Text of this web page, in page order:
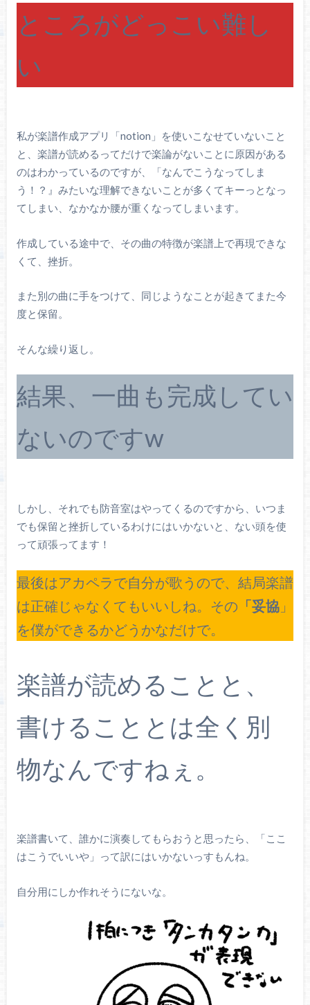
ところがどっこい難し
い
私が楽譜作成アプリ「notion」を使いこなせていないこと
と、楽譜が読めるってだけで楽論がないことに原因がある
のはわかっているのですが、「なんでこうなってしま
う！？』みたいな理解できないことが多くてキーっとなっ
てしまい、なかなか腰が重くなってしまいます。
作成している途中で、その曲の特徴が楽譜上で再現できな
くて、挫折。
また別の曲に手をつけて、同じようなことが起きてまた今
度と保留。
そんな繰り返し。
結果、一曲も完成してい
ないのですw
しかし、それでも防音室はやってくるのですから、いつま
でも保留と挫折しているわけにはいかないと、ない頭を使
って頑張ってます！
最後はアカペラで自分が歌うので、結局楽譜
は正確じゃなくてもいいしね。その 「妥協」
を僕ができるかどうかなだけで。
楽譜が読めることと、
書けることとは全く別
物なんですねぇ。
楽譜書いて、誰かに演奏してもらおうと思ったら、「ここ
はこうでいいや」って訳にはいかないっすもんね。
自分用にしか作れそうにないな。